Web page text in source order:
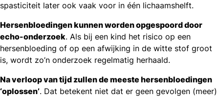
spasticiteit later ook vaak voor in één lichaamshelft.
Hersenbloedingen kunnen worden opgespoord door
echo-onderzoek. Als bij een kind het risico op een
hersenbloe­ding of op een afwijking in de witte stof groot
is, wordt zo’n onderzoek regelmatig herhaald.
Na verloop van tijd zullen de meeste hersenbloedingen
‘oplossen’. Dat betekent niet dat er geen gevolgen (meer)